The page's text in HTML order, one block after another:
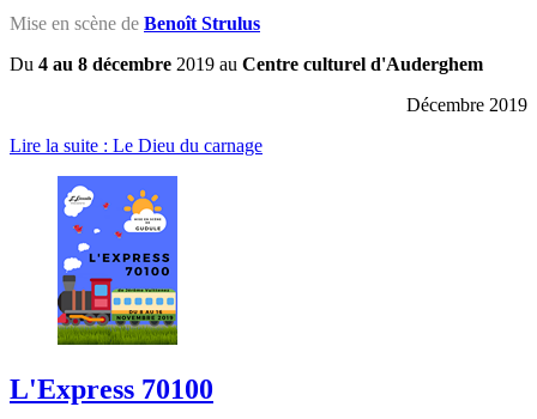
Mise en scène de Benoît Strulus
Du 4 au 8 décembre 2019 au Centre culturel d'Auderghem
Décembre 2019
Lire la suite : Le Dieu du carnage
L'Express 70100